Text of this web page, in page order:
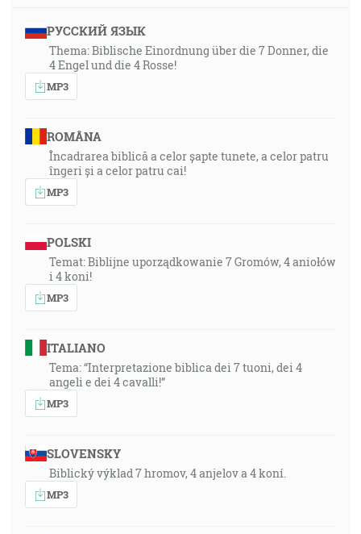
РУССКИЙ ЯЗЫК
Thema: Biblische Einordnung über die 7 Donner, die
4 Engel und die 4 Rosse!
MP3
ROMÂNA
Încadrarea biblică a celor șapte tunete, a celor patru
îngeri și a celor patru cai!
MP3
POLSKI
Temat: Biblijne uporządkowanie 7 Gromów, 4 aniołów
i 4 koni!
MP3
ITALIANO
Tema: “Interpretazione biblica dei 7 tuoni, dei 4
angeli e dei 4 cavalli!”
MP3
SLOVENSKY
Biblický výklad 7 hromov, 4 anjelov a 4 koní.
MP3